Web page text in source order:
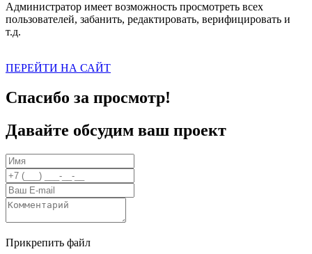
Администратор имеет возможность просмотреть всех
пользователей, забанить, редактировать, верифицировать и
т.д.
ПЕРЕЙТИ НА САЙТ
Спасибо за просмотр!
Давайте обсудим ваш проект
Прикрепить файл